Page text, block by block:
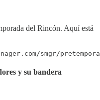
del Rincón. Aquí está
smgr/
y su bandera